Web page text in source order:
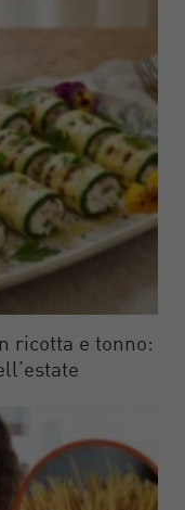
ricotta e tonno: